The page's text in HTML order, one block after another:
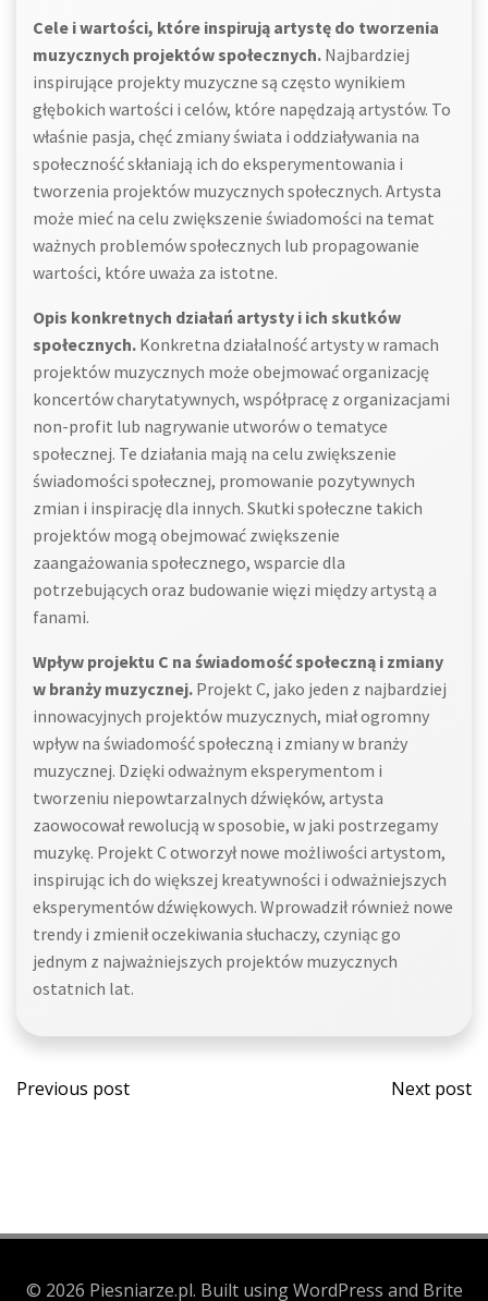
Cele i wartości, które inspirują artystę do tworzenia
muzycznych projektów społecznych. Najbardziej
inspirujące projekty muzyczne są często wynikiem
głębokich wartości i celów, które napędzają artystów. To
właśnie pasja, chęć zmiany świata i oddziaływania na
społeczność skłaniają ich do eksperymentowania i
tworzenia projektów muzycznych społecznych. Artysta
może mieć na celu zwiększenie świadomości na temat
ważnych problemów społecznych lub propagowanie
wartości, które uważa za istotne.
Opis konkretnych działań artysty i ich skutków
społecznych. Konkretna działalność artysty w ramach
projektów muzycznych może obejmować organizację
koncertów charytatywnych, współpracę z organizacjami
non-profit lub nagrywanie utworów o tematyce
społecznej. Te działania mają na celu zwiększenie
świadomości społecznej, promowanie pozytywnych
zmian i inspirację dla innych. Skutki społeczne takich
projektów mogą obejmować zwiększenie
zaangażowania społecznego, wsparcie dla
potrzebujących oraz budowanie więzi między artystą a
fanami.
Wpływ projektu C na świadomość społeczną i zmiany
w branży muzycznej. Projekt C, jako jeden z najbardziej
innowacyjnych projektów muzycznych, miał ogromny
wpływ na świadomość społeczną i zmiany w branży
muzycznej. Dzięki odważnym eksperymentom i
tworzeniu niepowtarzalnych dźwięków, artysta
zaowocował rewolucją w sposobie, w jaki postrzegamy
muzykę. Projekt C otworzył nowe możliwości artystom,
inspirując ich do większej kreatywności i odważniejszych
eksperymentów dźwiękowych. Wprowadził również nowe
trendy i zmienił oczekiwania słuchaczy, czyniąc go
jednym z najważniejszych projektów muzycznych
ostatnich lat.
Post
Previous post
Post
Next post
© 2026 Piesniarze.pl. Built using WordPress and Brite